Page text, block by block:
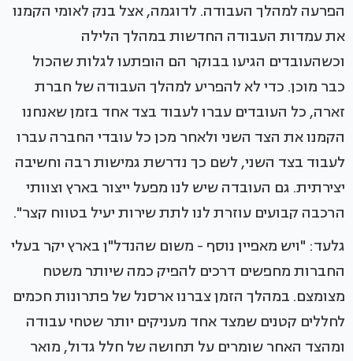
הפרעה למהלך העבודה. לדוגמה, אצל בנק לאומי הקמנו
את עמדות העבודה החדשות במהלך הלילה
וכשהעובדים הגיעו בבוקר הם הופתעו לגלות שהכול
כבר מוכן. כדי לא להפריע למהלך העבודה של חברת
זארה, כל העובדים עברו לעבוד בצד אחד בזמן שאנחנו
הקמנו את הצד השני ולאחר מכן כל עובדי החברה עברו
לעבוד בצד השני, לשם כך נדרשת גמישות רבה וחשיבה
יצירתית. גם העובדה שיש לנו מפעל ייצור בארץ וצוותי
הרכבה קבועים עוזרת לנו לתת שירות יעיל בטווח קצר".
גלעד: "ויש מאפיין נוסף - משום שהנדל"ן בארץ יקר בעלי
החברות מחפשים דרכים להפיק כמה שיותר משטח
מצומצם. במהלך הזמן צברנו ארסנל של פתרונות חכמים
לחללים קטנים שמצד אחד מעניקים יותר שטחי עבודה
ומהצד האחר שומרים על תחושה של חלל גדול, מואר